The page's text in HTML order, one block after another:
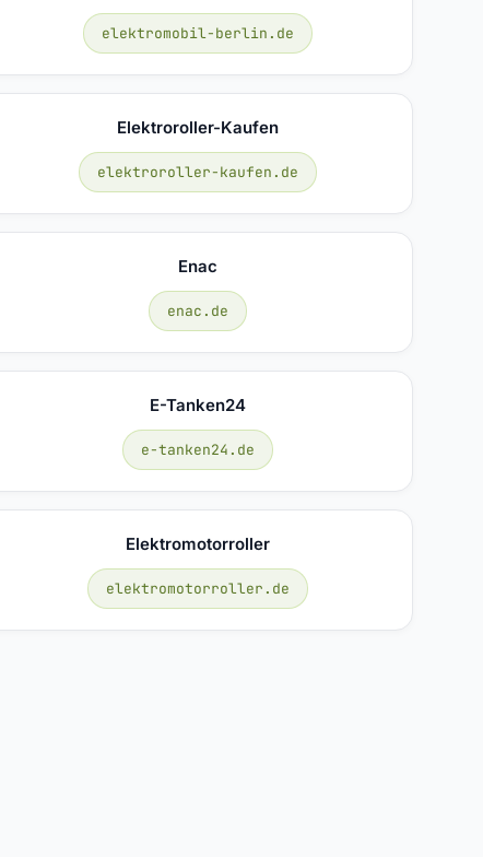
elektromobil-berlin.de
Elektroroller-Kaufen
elektroroller-kaufen.de
Enac
enac.de
E-Tanken24
e-tanken24.de
Elektromotorroller
elektromotorroller.de